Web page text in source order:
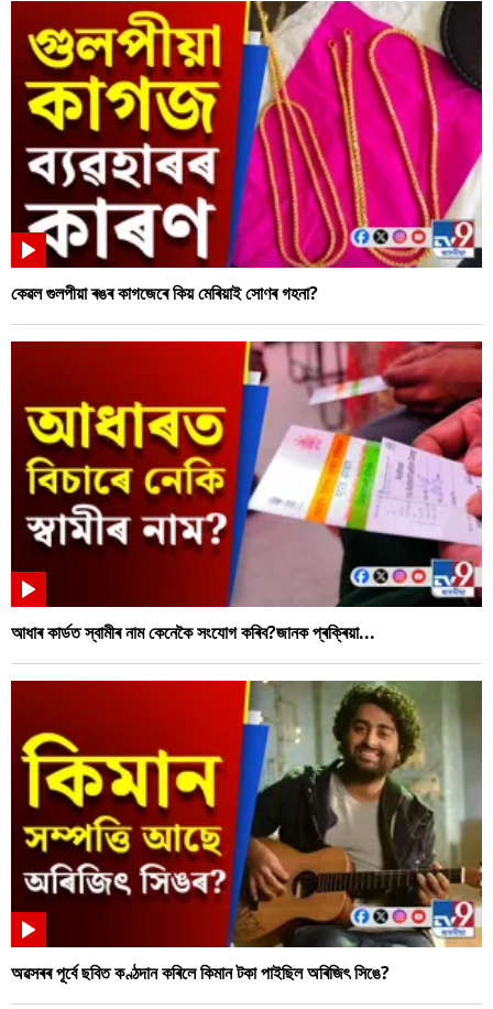
কেৱল গুলপীয়া ৰঙৰ কাগজেৰে কিয় মেৰিয়াই সোণৰ গহনা?
আধাৰ কাৰ্ডত স্বামীৰ নাম কেনেকৈ সংযোগ কৰিব?জানক প্ৰক্ৰিয়া...
অৱসৰৰ পূৰ্বে ছবিত কণ্ঠদান কৰিলে কিমান টকা পাইছিল অৰিজিৎ সিঙে?